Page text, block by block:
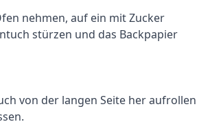
nehmen, auf ein mit Zucker
stürzen und das Backpapier
von der langen Seite her aufrollen